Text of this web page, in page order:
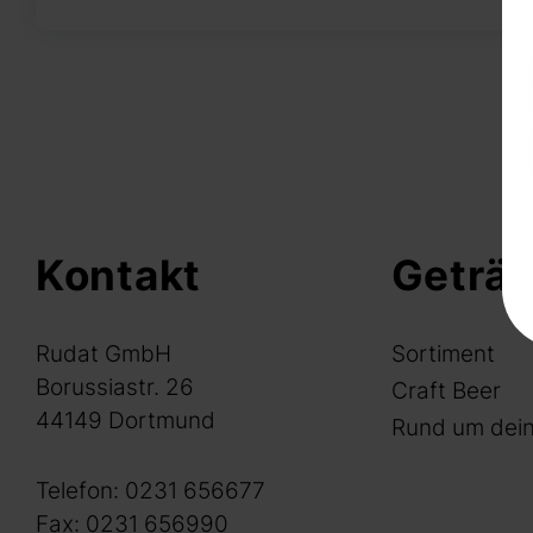
Kontakt
Rudat GmbH
Borussiastr. 26
44149 Dortmund
Telefon: 0231 656677
Fax: 0231 656990
Sortiment
Craft Beer
Rund um